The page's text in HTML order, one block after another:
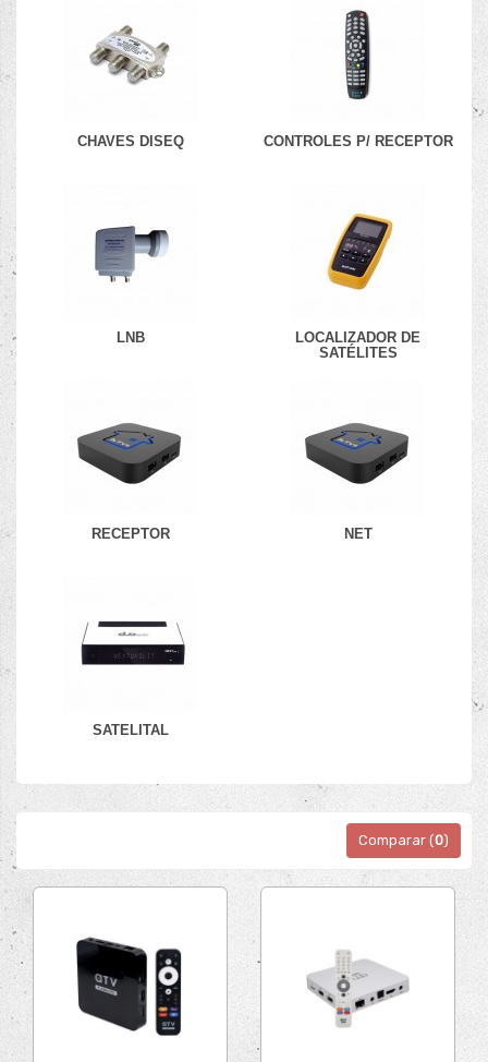
CHAVES DISEQ CONTROLES P/ RECEPTOR
LNB
LOCALIZADOR DE
SATÉLITES
RECEPTOR NET
SATELITAL
Comparar (0)